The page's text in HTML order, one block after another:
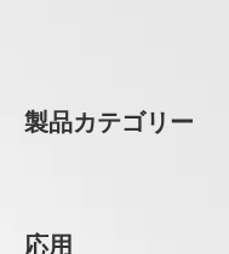
製品カテゴリー
応用